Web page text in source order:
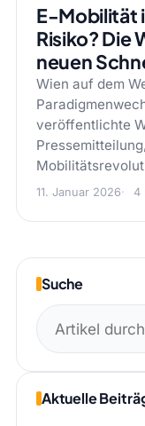
E-Mobilität
Risiko? Die
neuen
Wien auf dem
veröffentlichte
11. Januar 2026 4
Suche
Suchen
nach:
Aktuelle